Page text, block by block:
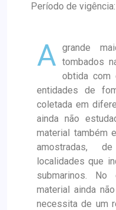
Período de
A grande
tombados
obtida com
entidades de
coletada em
ainda não
material também
amostradas,
localidades que
submarinos. No
material ainda
necessita de um